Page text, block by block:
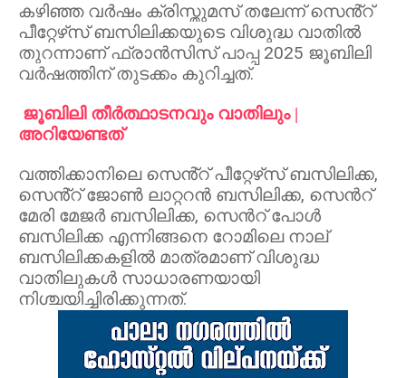
കഴിഞ്ഞ വര്‍ഷം ക്രിസ്തുമസ് തലേന്ന് സെൻ്റ്
പീറ്റേഴ്‌സ് ബസിലിക്കയുടെ വിശുദ്ധ വാതില്‍
തുറന്നാണ് ഫ്രാന്‍സിസ് പാപ്പ 2025 ജൂബിലി
വര്‍ഷത്തിന് തുടക്കം കുറിച്ചത്.
ജൂബിലി തീര്‍ത്ഥാടനവും വാതിലും |
അറിയേണ്ടത് ‍
വത്തിക്കാനിലെ സെൻ്റ് പീറ്റേഴ്‌സ് ബസിലിക്ക,
സെൻ്റ് ജോൺ ലാറ്ററൻ ബസിലിക്ക, സെന്‍റ്
മേരി മേജർ ബസിലിക്ക, സെന്‍റ് പോൾ
ബസിലിക്ക എന്നിങ്ങനെ റോമിലെ നാല്
ബസിലിക്കകളിൽ മാത്രമാണ് വിശുദ്ധ
വാതിലുകൾ സാധാരണയായി
നിശ്ചയിച്ചിരിക്കുന്നത്.